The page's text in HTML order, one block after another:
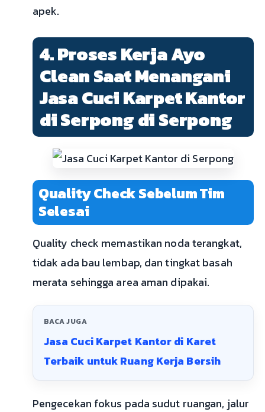
apek.
4. Proses Kerja Ayo
Clean Saat Menangani
Jasa Cuci Karpet Kantor
di Serpong di Serpong
Quality Check Sebelum Tim
Selesai
Quality check memastikan noda terangkat,
tidak ada bau lembap, dan tingkat basah
merata sehingga area aman dipakai.
BACA JUGA
Jasa Cuci Karpet Kantor di Karet
Terbaik untuk Ruang Kerja Bersih
Pengecekan fokus pada sudut ruangan, jalur